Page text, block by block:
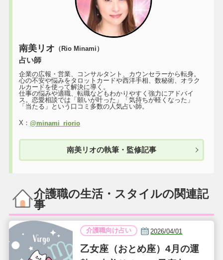
南美リオ （Rio Minami）
占い師
企業の広報・営業、コンサルタント、カウンセラーから転身。
心の不安や悩みをタロットカードや西洋手相、数秘術、オラク
ルカードを使って解決に導く。
仕事の悩みや適職、転職などもわかりやすく強力にアドバイ
ス。恋愛相談では「願いが叶った」「気持ちが軽くなった」
「当たる」という口コミ多数の人気占い師。
X： @minami_riorio
南美リオの執筆・監修記事
介護職の生活・スタイルの関連記
事
介護職向け占い 2026/04/01
乙女座（おとめ座）4月の運